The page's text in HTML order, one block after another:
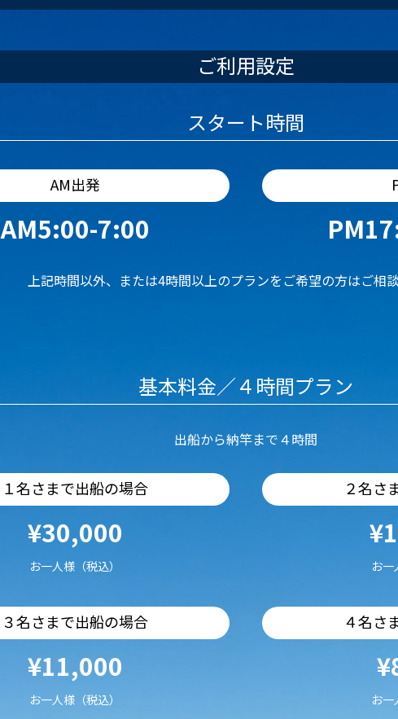
ご利用設定
スタート時間
AM出発
AM5:00-7:00
上記時間以外、または4時間以上のプランをご希望の方はご相
基本料金／４時間プラン
出船から納竿まで４時間
１名さまで出船の場合
¥30,000
お一人様（税込）
２名さ
お一
３名さまで出船の場合
¥11,000
お一人様（税込）
４名さ
お一